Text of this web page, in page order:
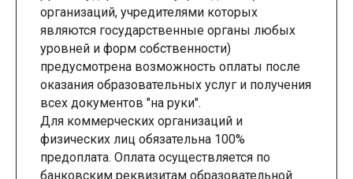
организаций, учредителями которых
являются государственные органы любых
уровней и форм собственности)
предусмотрена возможность оплаты после
оказания образовательных услуг и получения
всех документов "на руки".
Для коммерческих организаций и
физических лиц обязательна 100%
предоплата. Оплата осуществляется по
банковским реквизитам образовательной